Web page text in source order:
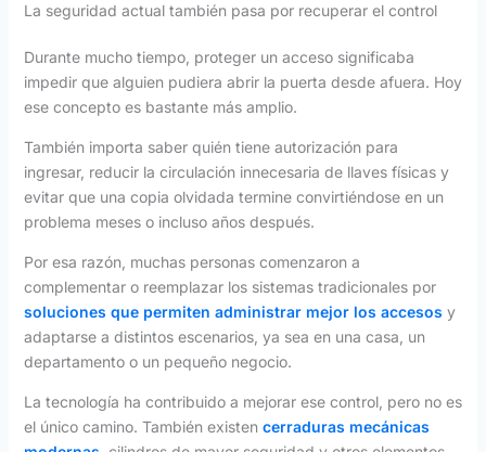
La seguridad actual también pasa por recuperar el control
Durante mucho tiempo, proteger un acceso significaba
impedir que alguien pudiera abrir la puerta desde afuera. Hoy
ese concepto es bastante más amplio.
También importa saber quién tiene autorización para
ingresar, reducir la circulación innecesaria de llaves físicas y
evitar que una copia olvidada termine convirtiéndose en un
problema meses o incluso años después.
Por esa razón, muchas personas comenzaron a
complementar o reemplazar los sistemas tradicionales por
soluciones que permiten administrar mejor los accesos y
adaptarse a distintos escenarios, ya sea en una casa, un
departamento o un pequeño negocio.
La tecnología ha contribuido a mejorar ese control, pero no es
el único camino. También existen cerraduras mecánicas